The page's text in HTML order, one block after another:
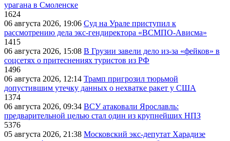
урагана в Смоленске
1624
06 августа 2026, 19:06 Суд на Урале приступил к
рассмотрению дела экс-гендиректора «ВСМПО-Ависма»
1415
06 августа 2026, 15:08 В Грузии завели дело из-за «фейков» в
соцсетях о притеснениях туристов из РФ
1496
06 августа 2026, 12:14 Трамп пригрозил тюрьмой
допустившим утечку данных о нехватке ракет у США
1374
06 августа 2026, 09:34 ВСУ атаковали Ярославль:
предварительной целью стал один из крупнейших НПЗ
5376
05 августа 2026, 21:38 Московский экс-депутат Харадизе